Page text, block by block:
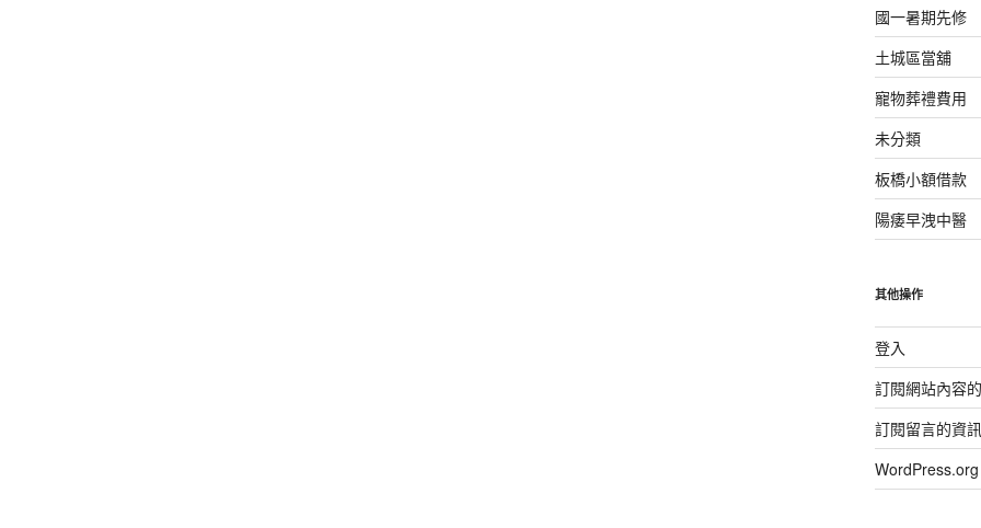
國一暑期先修
土城區當舖
寵物葬禮費用
未分類
板橋小額借款
陽痿早洩中醫
其他操作
登入
訂閱網站內容
訂閱留言的資